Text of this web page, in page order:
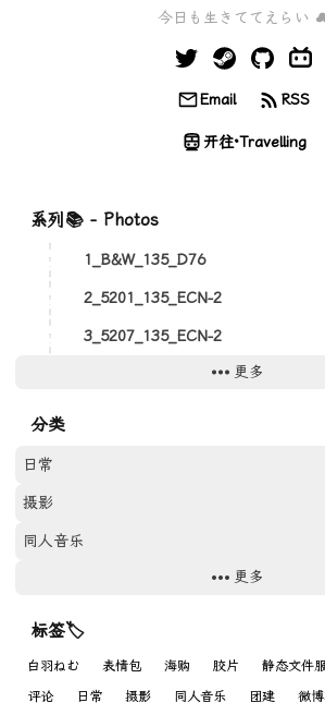
今日も生きててえらい
Email RSS
开往·Travelling
系列📚 - Photos
1_B&W_135_D76
2_5201_135_ECN-2
3_5207_135_ECN-2
4_FPAN100_135_D67更多
分类
日常
摄影
同人音乐
更多
标签🏷
白羽ねむ 表情包 海购 胶片 静态文件
评论
日常 摄影 同人音乐 团建 微